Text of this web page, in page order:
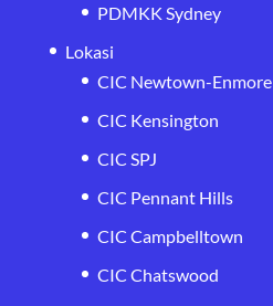
PDMKK Sydney
Lokasi
CIC Newtown-Enmore
CIC Kensington
CIC SPJ
CIC Pennant Hills
CIC Campbelltown
CIC Chatswood